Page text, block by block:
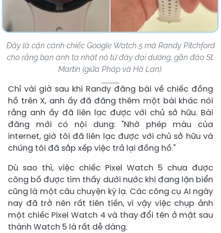
Đây là cận cảnh chiếc Google Watch 5 mà Randy Pitchford
cho rằng bạn anh ta nhặt nó từ đáy đại dương, gần đảo St.
Martin (giữa Pháp và Hà Lan).
Chỉ vài giờ sau khi Randy đăng bài về chiếc đồng
hồ trên X, anh ấy đã đăng thêm một bài khác nói
rằng anh ấy đã liên lạc được với chủ sở hữu. Bài
đăng mới có nội dung: "Nhờ phép màu của
internet, giờ tôi đã liên lạc được với chủ sở hữu và
chúng tôi đã sắp xếp việc trả lại đồng hồ."
Dù sao thì, việc chiếc Pixel Watch 5 chưa được
công bố được tìm thấy dưới nước khi đang lặn biển
cũng là một câu chuyện kỳ ​​lạ. Các công cụ AI ngày
nay đã trở nên rất tiên tiến, vì vậy việc chụp ảnh
một chiếc Pixel Watch 4 và thay đổi tên ở mặt sau
thành Watch 5 là rất dễ dàng.